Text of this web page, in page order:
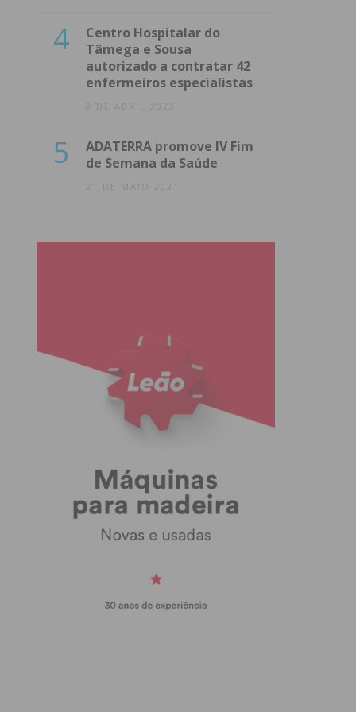
4
Centro Hospitalar do
Tâmega e Sousa
autorizado a contratar 42
enfermeiros especialistas
8 DE ABRIL 2022
5
ADATERRA promove IV Fim
de Semana da Saúde
21 DE MAIO 2021